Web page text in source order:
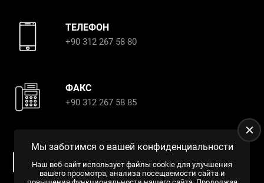
ТЕЛЕФОН
+90 312 267 58 80
ФАКС
+90 312 267 58 85
ЭЛЕКТРОННАЯ ПОЧТА
almin@alminproﬁl.com.tr
export@alminproﬁl.com.tr
Мы заботимся о вашей конфиденциальности
Наш веб-сайт использует файлы cookie для улучшения
вашего просмотра, анализа посещаемости сайта и